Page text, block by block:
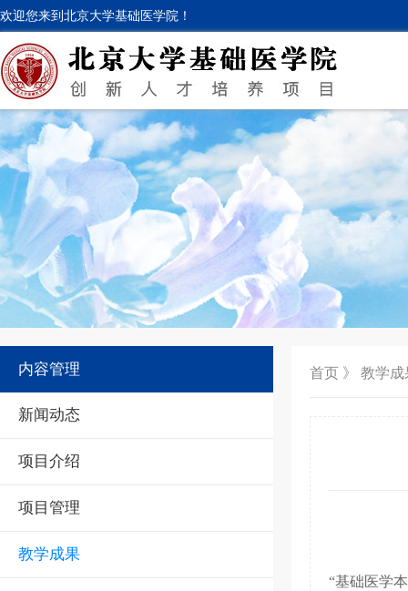
欢迎您来到北京大学基础医学院！
内容管理
新闻动态
项目介绍
项目管理
教学成果
首页 》 教学成
“基础医学